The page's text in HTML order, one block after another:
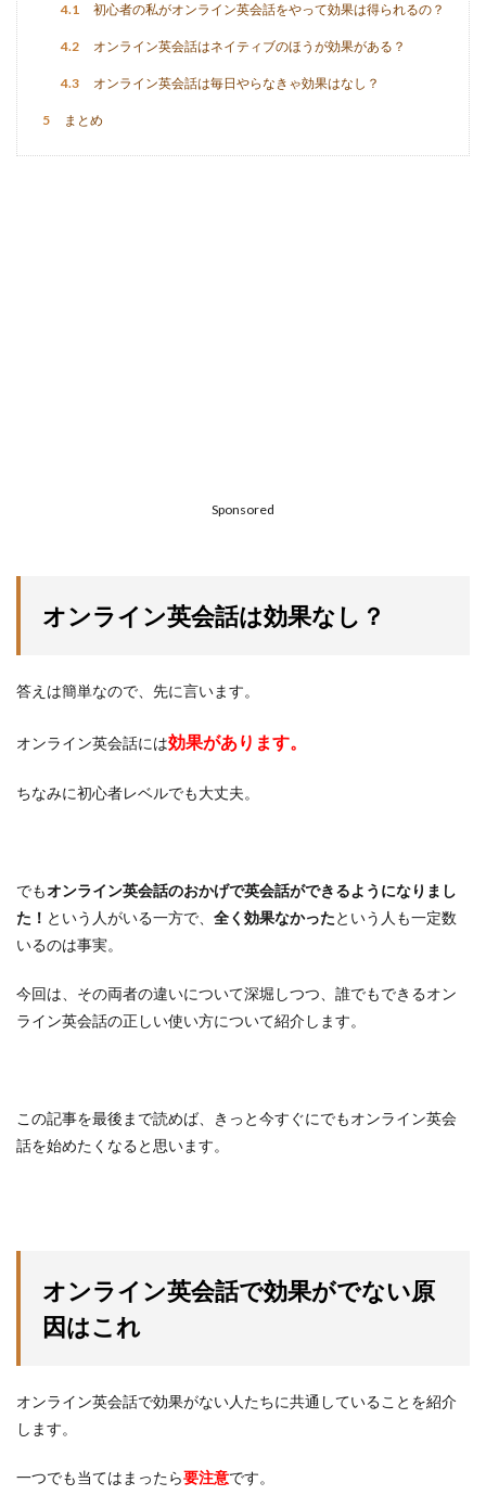
4.1 初心者の私がオンライン英会話をやって効果は得られるの？
4.2 オンライン英会話はネイティブのほうが効果がある？
4.3 オンライン英会話は毎日やらなきゃ効果はなし？
5 まとめ
Sponsored
オンライン英会話は効果なし？
答えは簡単なので、先に言います。
オンライン英会話には効果があります。
ちなみに初心者レベルでも大丈夫。
でもオンライン英会話のおかげで英会話ができるようになりまし
た！ という人がいる一方で、 全く効果なかったという人も一定数
いるのは事実。
今回は、その両者の違いについて深堀しつつ、誰でもできるオン
ライン英会話の正しい使い方について紹介します。
この記事を最後まで読めば、きっと今すぐにでもオンライン英会
話を始めたくなると思います。
オンライン英会話で効果がでない原
因はこれ
オンライン英会話で効果がない人たちに共通していることを紹介
します。
一つでも当てはまったら要注意です。